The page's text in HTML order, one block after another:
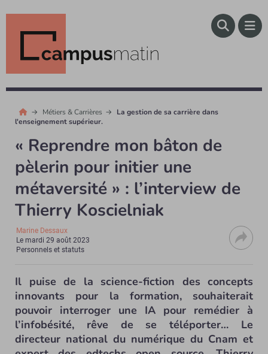
Métiers & Carrières
La gestion de sa carrière dans
l'enseignement supérieur.
« Reprendre mon bâton de
pèlerin pour initier une
métaversité » : l’interview de
Thierry Koscielniak
Marine Dessaux
Lemardi 29 août 2023
Personnels et statuts
Il puise de la science-fiction des concepts
innovants pour la formation, souhaiterait
pouvoir interroger une IA pour remédier à
l’infobésité, rêve de se téléporter… Le
directeur national du numérique du Cnam et